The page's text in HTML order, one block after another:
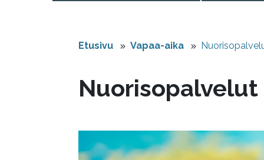
Etusivu Vapaa-aika
Nuorisopalvelut